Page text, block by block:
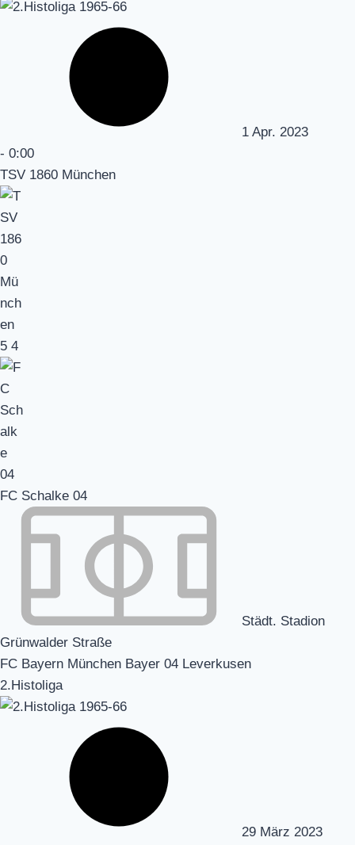
1 Apr. 2023
- 0:00
TSV 1860 München
5 4
FC Schalke 04
Städt. Stadion
Grünwalder Straße
FC Bayern München Bayer 04 Leverkusen
2.Histoliga
29 März 2023